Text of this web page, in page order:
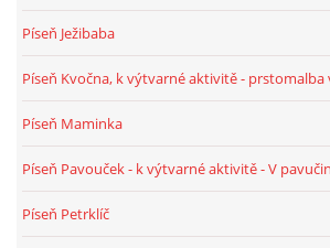
SVATÝ VÁCLAV
HALLOWEEN
Píseň Ježibaba
Píseň Kvočna, k výtvarné aktivitě - prstomalba
Píseň Maminka
Píseň Pavouček - k výtvarné aktivitě - V
Píseň Petrklíč